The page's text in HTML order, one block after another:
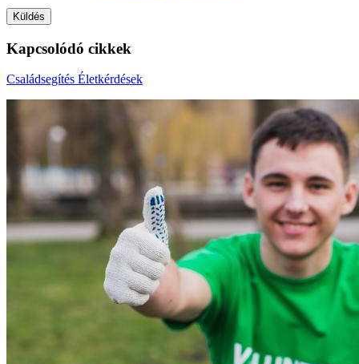
Kapcsolódó cikkek
Családsegítés Életkérdések